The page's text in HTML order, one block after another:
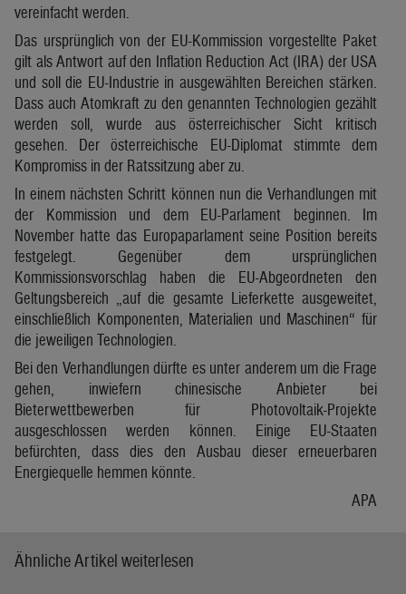
vereinfacht werden.
Das ursprünglich von der EU-Kommission vorgestellte Paket
gilt als Antwort auf den Inflation Reduction Act (IRA) der USA
und soll die EU-Industrie in ausgewählten Bereichen stärken.
Dass auch Atomkraft zu den genannten Technologien gezählt
werden soll, wurde aus österreichischer Sicht kritisch
gesehen. Der österreichische EU-Diplomat stimmte dem
Kompromiss in der Ratssitzung aber zu.
In einem nächsten Schritt können nun die Verhandlungen mit
der Kommission und dem EU-Parlament beginnen. Im
November hatte das Europaparlament seine Position bereits
festgelegt. Gegenüber dem ursprünglichen
Kommissionsvorschlag haben die EU-Abgeordneten den
Geltungsbereich „auf die gesamte Lieferkette ausgeweitet,
einschließlich Komponenten, Materialien und Maschinen“ für
die jeweiligen Technologien.
Bei den Verhandlungen dürfte es unter anderem um die Frage
gehen, inwiefern chinesische Anbieter bei
Bieterwettbewerben für Photovoltaik-Projekte
ausgeschlossen werden können. Einige EU-Staaten
befürchten, dass dies den Ausbau dieser erneuerbaren
Energiequelle hemmen könnte.
APA
Ähnliche Artikel weiterlesen